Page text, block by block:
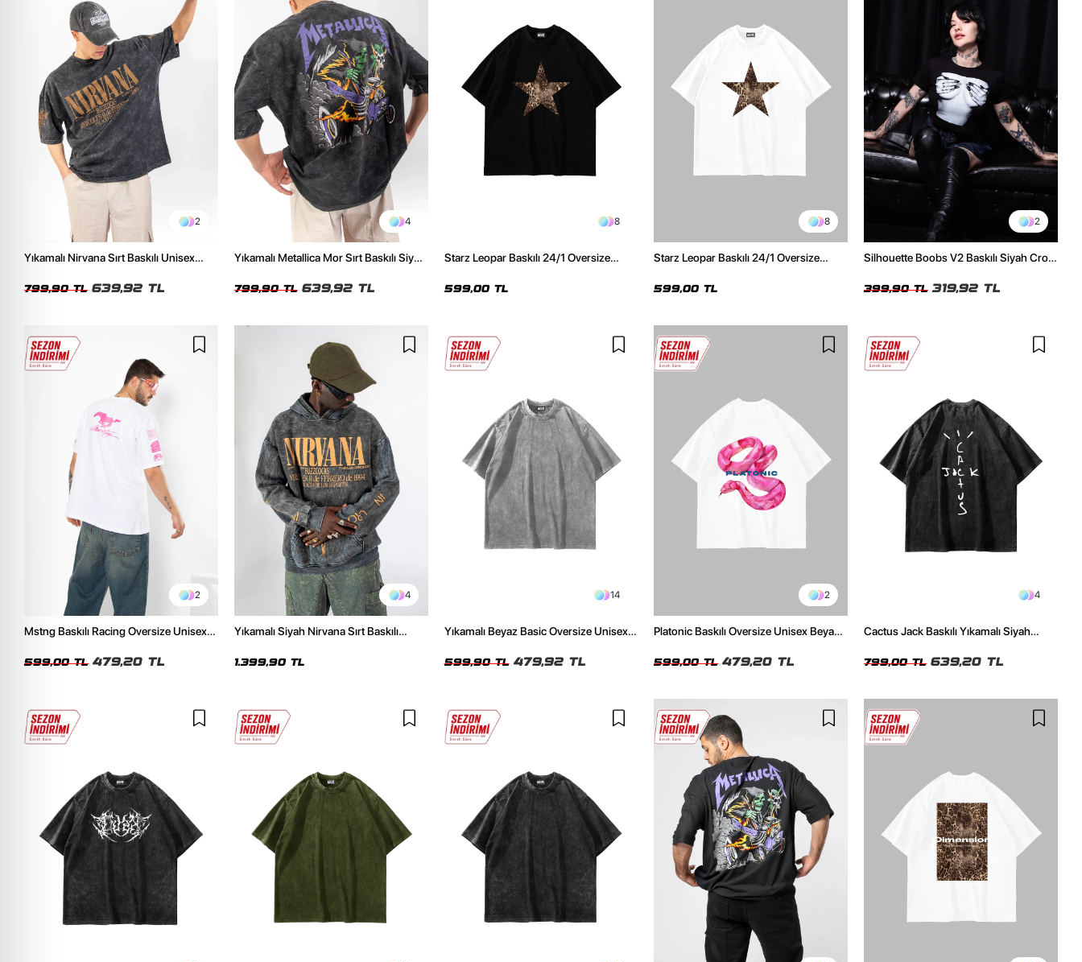
2
Yıkamalı Nirvana Sırt Baskılı Unisex
799,90 TL 639,92 TL
4
Yıkamalı Metallica Mor Sırt Baskılı Siyah
799,90 TL 639,92 TL
8
Starz Leopar Baskılı 24/1 Oversize
599,00 TL
8
Starz Leopar Baskılı 24/1 Oversize
599,00 TL
2
Silhouette Boobs V2 Baskılı Siyah Crop
399,90 TL 319,92 TL
2
Mstng Baskılı Racing Oversize Unisex
599,00 TL 479,20 TL
4
Yıkamalı Siyah Nirvana Sırt Baskılı
1.399,90 TL
14
Yıkamalı Beyaz Basic Oversize Unisex
599,90 TL 479,92 TL
2
Platonic Baskılı Oversize Unisex Beyaz
599,00 TL 479,20 TL
4
Cactus Jack Baskılı Yıkamalı Siyah
799,00 TL 639,20 TL